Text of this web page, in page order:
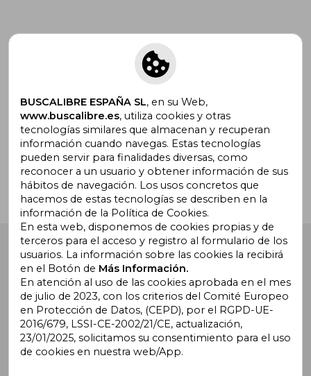
Suscríbete para recibir ofertas y
promociones
¿Necesitas ayuda?
Ir a Centro de Soporte
Buscalibre España . Calle Energía, 65, Nave 3 (08940),
Cornellà de Llobregat, Barcelona. Derechos Reservados.
Buscalibre Argentina| Buscalibre Chile
BUSCALIBRE ESPAÑA SL, en su Web,
www.buscalibre.es, utiliza cookies y otras
tecnologías similares que almacenan y recuperan
información cuando navegas. Estas tecnologías
pueden servir para finalidades diversas, como
reconocer a un usuario y obtener información de sus
hábitos de navegación. Los usos concretos que
hacemos de estas tecnologías se describen en la
información de la Política de Cookies.
En esta web, disponemos de cookies propias y de
terceros para el acceso y registro al formulario de los
usuarios. La información sobre las cookies la recibirá
en el Botón de Más Información.
En atención al uso de las cookies aprobada en el mes
de julio de 2023, con los criterios del Comité Europeo
en Protección de Datos, (CEPD), por el RGPD-UE-
2016/679, LSSI-CE-2002/21/CE, actualización,
23/01/2025, solicitamos su consentimiento para el uso
de cookies en nuestra web/App.